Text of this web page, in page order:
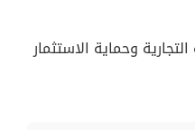
وحماية الاستثمار